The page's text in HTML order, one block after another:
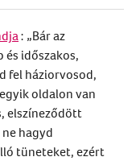
: „Bár az
időszakos,
fel háziorvosod,
oldalon van
elszíneződött
hagyd
tüneteket, ezért